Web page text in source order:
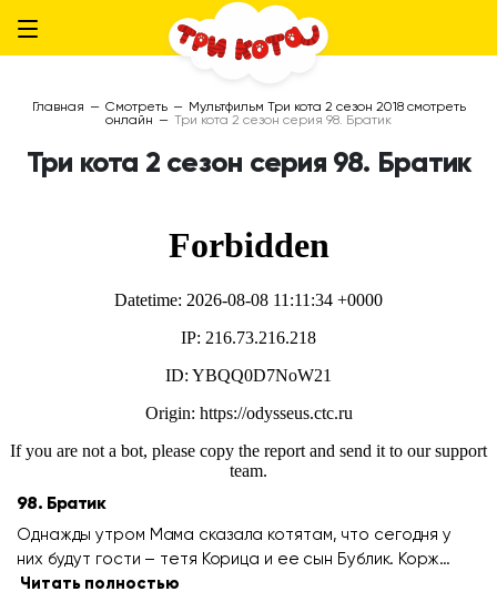
Главная — Смотреть — Мультфильм Три кота 2 сезон 2018 смотреть
онлайн — Три кота 2 сезон серия 98. Братик
Три кота 2 сезон серия 98. Братик
98. Братик
Однажды утром Мама сказала котятам, что сегодня у
них будут гости – тетя Корица и ее сын Бублик. Корж…
Читать полностью